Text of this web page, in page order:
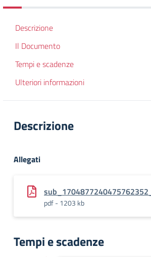
Descrizione
Il Documento
Tempi e scadenze
Ulteriori informazioni
Descrizione
Allegati
pdf - 1203 kb
Tempi e scadenze